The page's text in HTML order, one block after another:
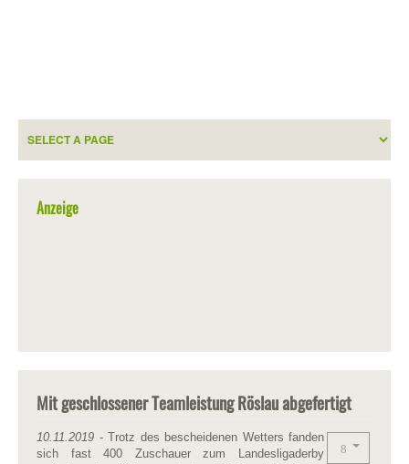
Anzeige
Mit geschlossener Teamleistung Röslau abgefertigt
10.11.2019 - Trotz des bescheidenen Wetters fanden
sich fast 400 Zuschauer zum Landesligaderby